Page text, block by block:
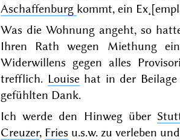
Aschaffenburg kommt, ein
Was die Wohnung angeht, so
Ihren Rath wegen Miethung
Widerwillens gegen alles
trefflich. Louisehat in der Beilage
gefühlten Dank.
Ich werde den Hinweg über
Creuzer, Fries u.s.w. zu verleben